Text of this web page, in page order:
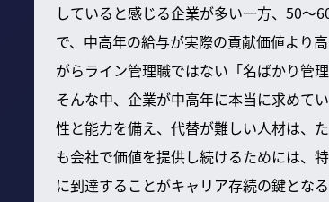
していると感じる企業が多い一方、50〜
で、中高年の給与が実際の貢献価値より
がらライン管理職ではない「名ばかり管
そんな中、企業が中高年に本当に求めて
性と能力を備え、代替が難しい人材は、
も会社で価値を提供し続けるためには、
に到達することがキャリア存続の鍵とな